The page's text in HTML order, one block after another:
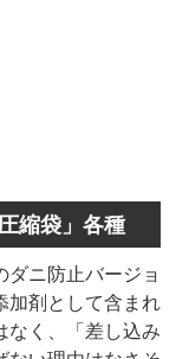
縮袋」各種
ダニ防止バージョ
加剤として含まれ
なく、「差し込み